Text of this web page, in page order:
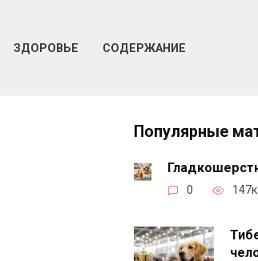
ЗДОРОВЬЕ СОДЕРЖАНИЕ
Популярные
0 147к.